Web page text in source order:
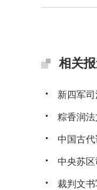
相关
新四军
粽香润
中国古
中央苏
裁判文书